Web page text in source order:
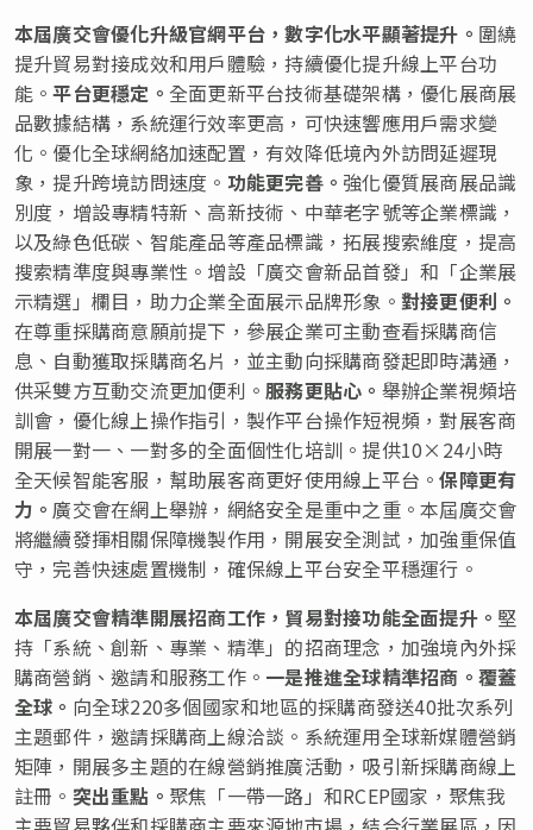
本屆廣交會優化升級官網平台，數字化水平顯著提升。 圍繞
提升貿易對接成效和用戶體驗，持續優化提升線上平台功
能。平台更穩定。 全面更新平台技術基礎架構，優化展商展
品數據結構，系統運行效率更高，可快速響應用戶需求變
化。優化全球網絡加速配置，有效降低境內外訪問延遲現
象，提升跨境訪問速度。 功能更完善。 強化優質展商展品識
別度，增設專精特新、高新技術、中華老字號等企業標識，
以及綠色低碳、智能產品等產品標識，拓展搜索維度，提高
搜索精準度與專業性。增設「廣交會新品首發」和「企業展
示精選」欄目，助力企業全面展示品牌形象。 對接更便利。
在尊重採購商意願前提下，參展企業可主動查看採購商信
息、自動獲取採購商名片，並主動向採購商發起即時溝通，
供采雙方互動交流更加便利。服務更貼心。 舉辦企業視頻培
訓會，優化線上操作指引，製作平台操作短視頻，對展客商
開展一對一、一對多的全面個性化培訓。提供10×24小時
全天候智能客服，幫助展客商更好使用線上平台。保障更有
力。廣交會在網上舉辦，網絡安全是重中之重。本屆廣交會
將繼續發揮相關保障機製作用，開展安全測試，加強重保值
守，完善快速處置機制，確保線上平台安全平穩運行。
本屆廣交會精準開展招商工作， 貿易對接功能全面提升。 堅
持「系統、創新、專業、精準」的招商理念，加強境內外採
購商營銷、邀請和服務工作。 一是推進全球精準招商。覆蓋
全球。 向全球220多個國家和地區的採購商發送40批次系列
主題郵件，邀請採購商上線洽談。系統運用全球新媒體營銷
矩陣，開展多主題的在線營銷推廣活動，吸引新採購商線上
註冊。 突出重點。 聚焦「一帶一路」和RCEP國家，聚焦我